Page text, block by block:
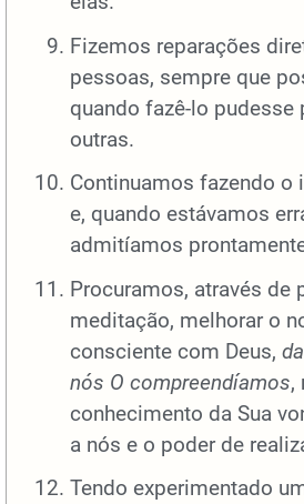
Fizemos reparações
pessoas, sempre que
quando fazê-lo pudesse
outras.
Continuamos fazendo o
e, quando estávamos
admitíamos
Procuramos, através de
meditação, melhorar o
consciente com Deus,
nós O compreendíamos,
conhecimento da Sua
a nós e o poder de
Tendo experimentado